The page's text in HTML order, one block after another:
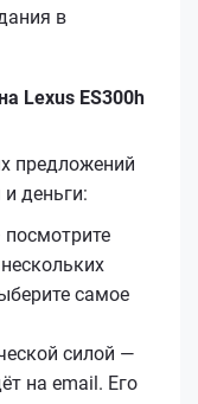
в
Lexus ES300h
предложений
деньги:
самое
силой —
на email. Его